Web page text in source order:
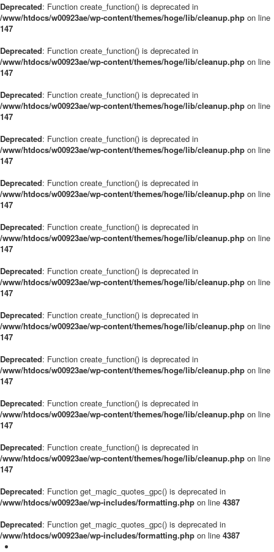
Deprecated: Function create_function() is deprecated in
/www/htdocs/w00923ae/wp-content/themes/hoge/lib/cleanup.php on line
147
Deprecated: Function create_function() is deprecated in
/www/htdocs/w00923ae/wp-content/themes/hoge/lib/cleanup.php on line
147
Deprecated: Function create_function() is deprecated in
/www/htdocs/w00923ae/wp-content/themes/hoge/lib/cleanup.php on line
147
Deprecated: Function create_function() is deprecated in
/www/htdocs/w00923ae/wp-content/themes/hoge/lib/cleanup.php on line
147
Deprecated: Function create_function() is deprecated in
/www/htdocs/w00923ae/wp-content/themes/hoge/lib/cleanup.php on line
147
Deprecated: Function create_function() is deprecated in
/www/htdocs/w00923ae/wp-content/themes/hoge/lib/cleanup.php on line
147
Deprecated: Function create_function() is deprecated in
/www/htdocs/w00923ae/wp-content/themes/hoge/lib/cleanup.php on line
147
Deprecated: Function create_function() is deprecated in
/www/htdocs/w00923ae/wp-content/themes/hoge/lib/cleanup.php on line
147
Deprecated: Function create_function() is deprecated in
/www/htdocs/w00923ae/wp-content/themes/hoge/lib/cleanup.php on line
147
Deprecated: Function create_function() is deprecated in
/www/htdocs/w00923ae/wp-content/themes/hoge/lib/cleanup.php on line
147
Deprecated: Function create_function() is deprecated in
/www/htdocs/w00923ae/wp-content/themes/hoge/lib/cleanup.php on line
147
Deprecated: Function get_magic_quotes_gpc() is deprecated in
/www/htdocs/w00923ae/wp-includes/formatting.php on line 4387
Deprecated: Function get_magic_quotes_gpc() is deprecated in
/www/htdocs/w00923ae/wp-includes/formatting.php on line 4387